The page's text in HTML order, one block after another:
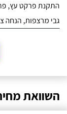
התקנת פרקט עץ,
גבי מרצפות, הנחה
השוואת